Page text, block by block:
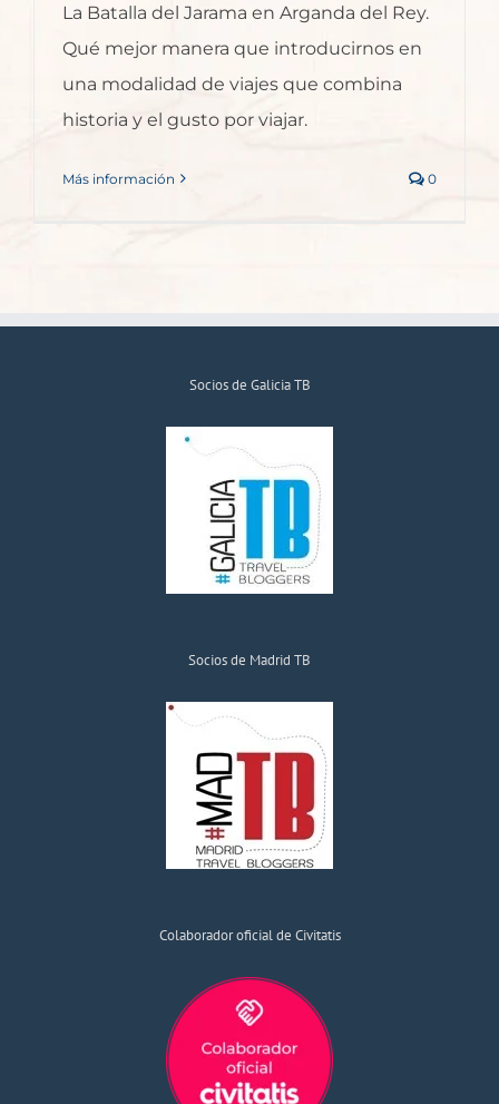
La Batalla del Jarama en Arganda del Rey.
Qué mejor manera que introducirnos en
una modalidad de viajes que combina
historia y el gusto por viajar.
Más información 0
Socios de Galicia TB
Socios de Madrid TB
Colaborador oficial de Civitatis